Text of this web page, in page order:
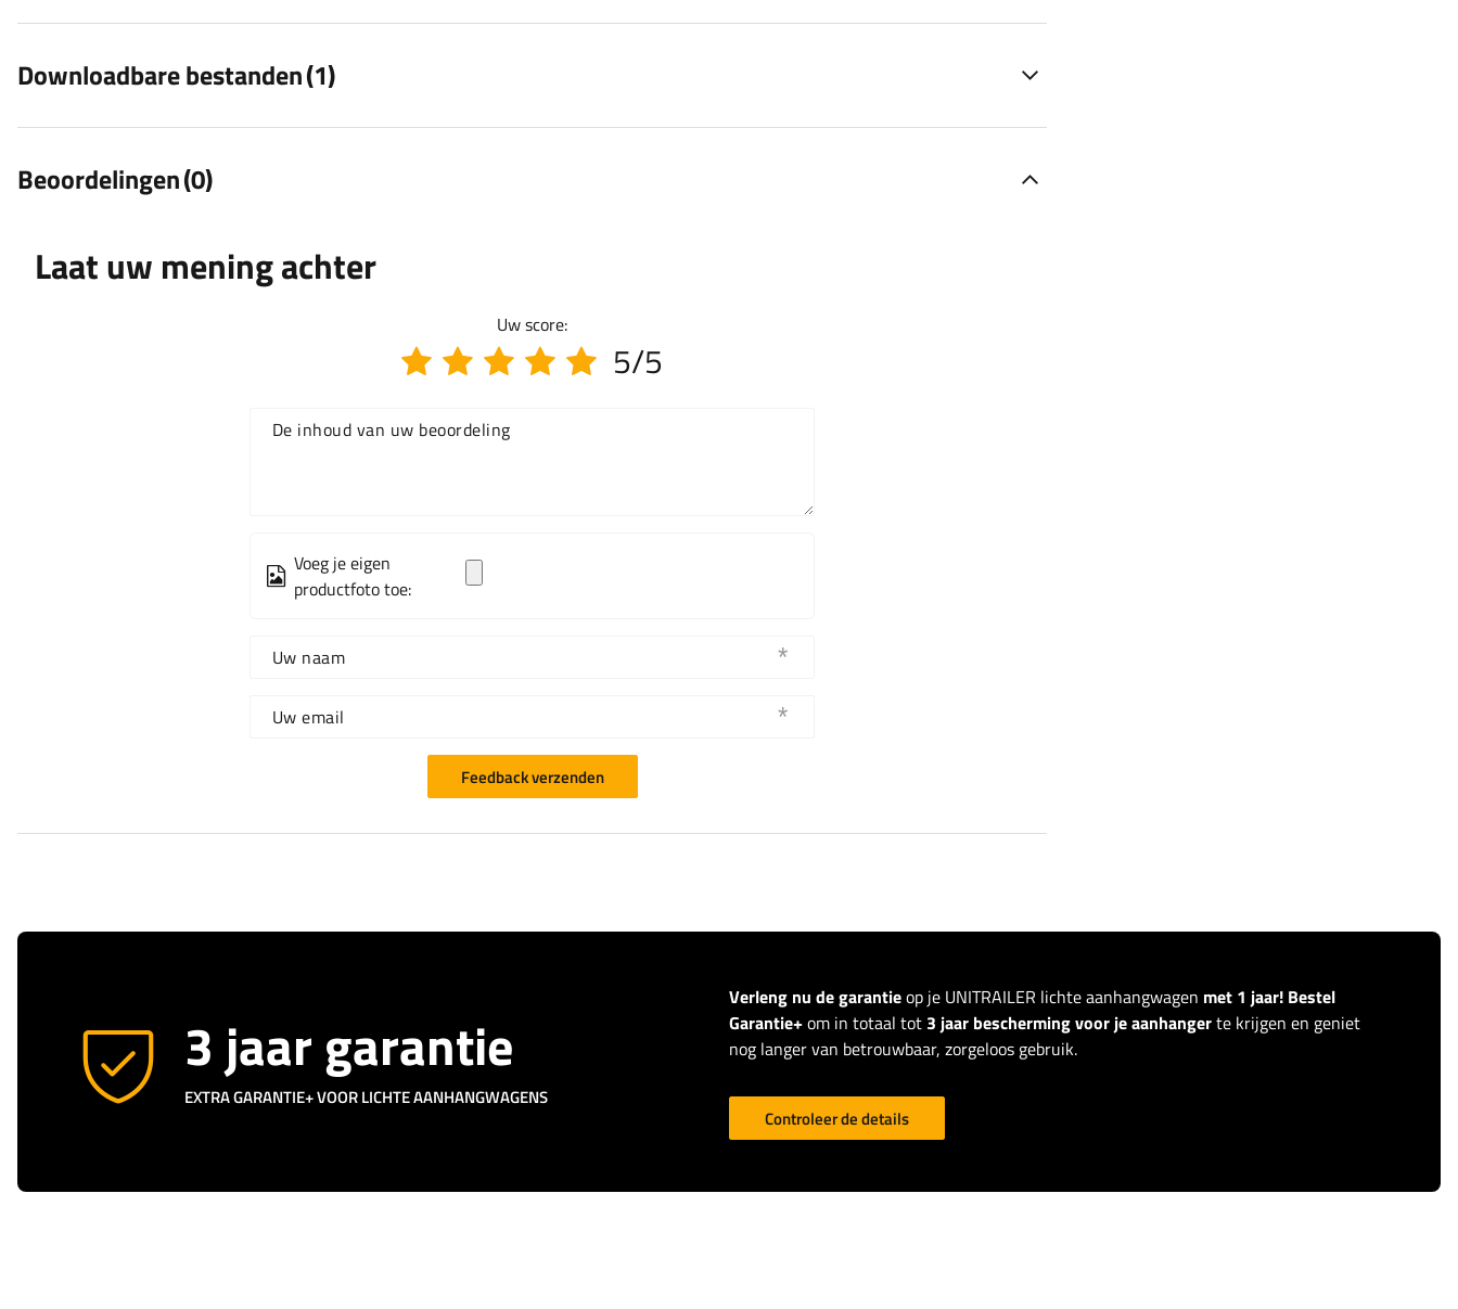
Downloadbare bestanden(1)
Beoordelingen(0)
Laat uw mening achter
Uw score:
5/5
De inhoud van uw beoordeling
Voeg je eigen
productfoto toe:
Uw naam
Uw email
Feedback verzenden
3 jaar garantie
EXTRA GARANTIE+ VOOR LICHTE AANHANGWAGENS
Verleng nu de garantieop je UNITRAILER lichte aanhangwagen met 1 jaar! Bestel
Garantie+om in totaal tot 3 jaar bescherming voor je aanhangerte krijgen en geniet
nog langer van betrouwbaar, zorgeloos gebruik.
Controleer de details